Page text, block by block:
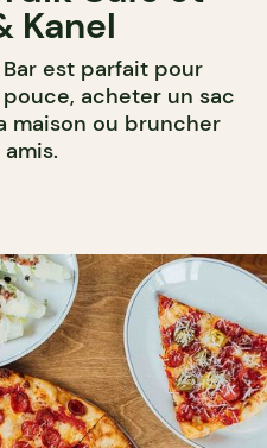
Kanel
est parfait pour
acheter un sac
maison ou bruncher